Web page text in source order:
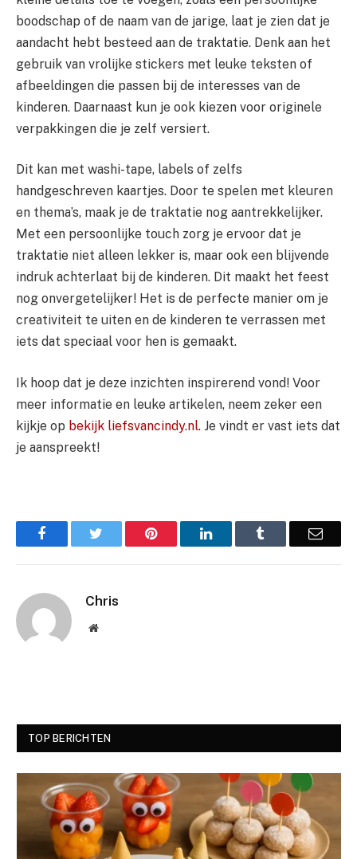
boodschap of de naam van de jarige, laat je zien dat je
aandacht hebt besteed aan de traktatie. Denk aan het
gebruik van vrolijke stickers met leuke teksten of
afbeeldingen die passen bij de interesses van de
kinderen. Daarnaast kun je ook kiezen voor originele
verpakkingen die je zelf versiert.
Dit kan met washi-tape, labels of zelfs
handgeschreven kaartjes. Door te spelen met kleuren
en thema’s, maak je de traktatie nog aantrekkelijker.
Met een persoonlijke touch zorg je ervoor dat je
traktatie niet alleen lekker is, maar ook een blijvende
indruk achterlaat bij de kinderen. Dit maakt het feest
nog onvergetelijker! Het is de perfecte manier om je
creativiteit te uiten en de kinderen te verrassen met
iets dat speciaal voor hen is gemaakt.
Ik hoop dat je deze inzichten inspirerend vond! Voor
meer informatie en leuke artikelen, neem zeker een
kijkje op bekijk liefsvancindy.nl. Je vindt er vast iets dat
je aanspreekt!
Facebook Pinterest LinkedIn Email
Chris
Website
TOP BERICHTEN